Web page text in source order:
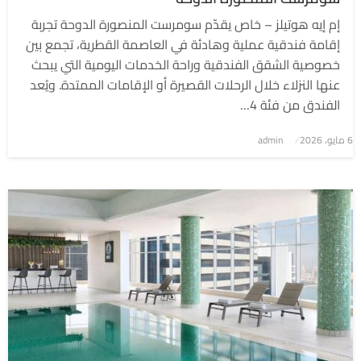
إم إيه هوتيلز – خاص يقدّم سومرست المنصورة الدوحة تجربة
إقامة فندقية عملية وهادئة في العاصمة القطرية، تجمع بين
خصوصية الشقق الفندقية وراحة الخدمات اليومية التي يبحث
عنها النزلاء خلال الرحلات القصيرة أو الإقامات الممتدة. ويُعد
الفندق من فئة 4…
نُشر
6 مايو، 2026 admin